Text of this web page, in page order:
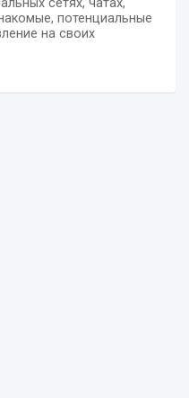
сетях, чатах,
потенциальные
на своих